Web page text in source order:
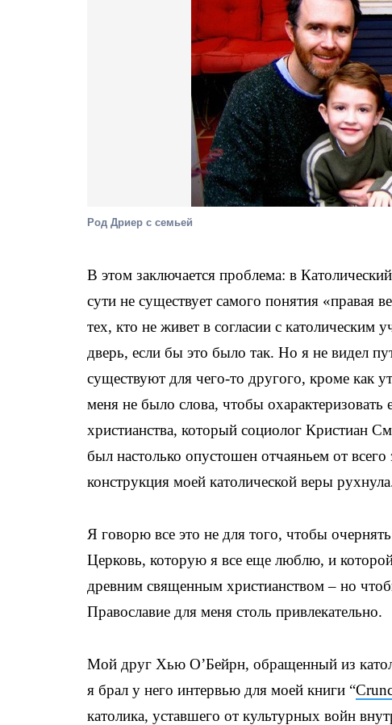
Род Дриер с семьей
В этом заключается проблема: в
сути не существует самого понятия «правая
тех, кто не живет в согласии с
дверь, если бы это было так. Но я не видел
существуют для чего-то другого, кроме как
меня не было слова, чтобы охарактеризовать
христианства, который социолог Кристиан
был настолько опустошен отчаяньем от всего
конструкция моей католической веры
Я говорю все это не для того, чтобы
Церковь, которую я все еще люблю, и которой
древним священным христианством – но
Православие для меня столь привлекательно.
Мой друг Хью О’Бейрн, обращенный из
я брал у него интервью для моей книги “
католика, уставшего от культурных войн